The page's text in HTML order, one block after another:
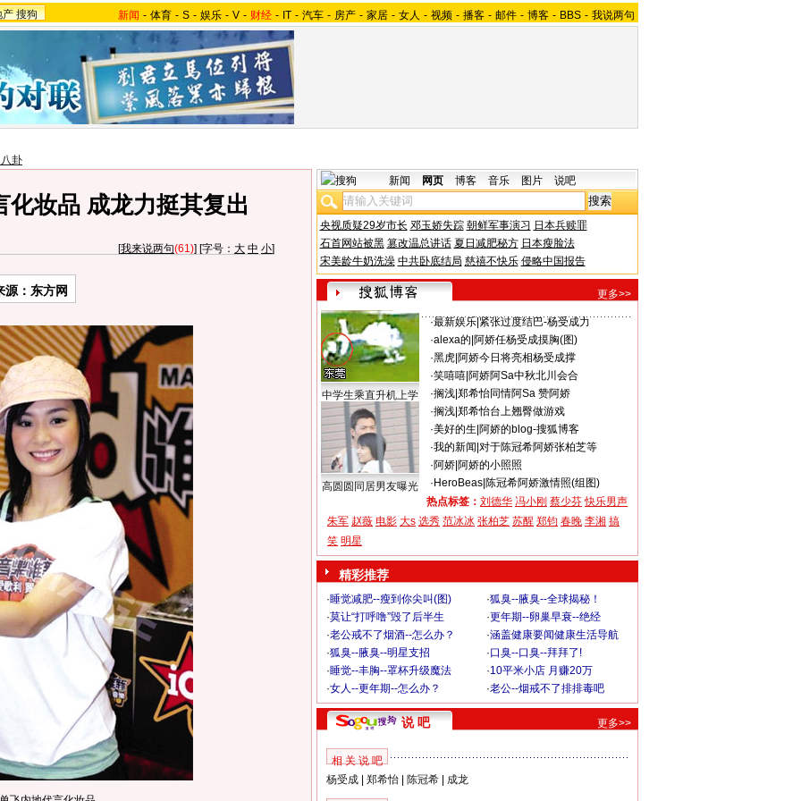
产 搜狗 新闻 - 体育 - S - 娱乐 - V - 财经 - IT - 汽车 - 房产 - 家居 - 女人 - 视频 - 播客 - 邮件 - 博客 - BBS - 我说两句
卦
化妆品 成龙力挺其复出
[我来说两句(61)] [字号： 大 中 小]
源：东方网
新闻 网页 博客 音乐 图片 说吧
央视质疑29岁市长 邓玉娇失踪 朝鲜军事演习 日本兵赎罪
石首网站被黑 篡改温总讲话 夏日减肥秘方 日本瘦脸法
宋美龄牛奶洗澡 中共卧底结局 慈禧不快乐 侵略中国报告
更多>>
中学生乘直升机上学
高圆圆同居男友曝光
·最新娱乐| 紧张过度结巴-杨受成力
·alexa的 阿娇任杨受成摸胸(图)
·黑虎| 阿娇今日将亮相杨受成撑
·笑嘻嘻| 阿娇阿Sa中秋北川会合
·搁浅| 郑希怡同情阿Sa 赞阿娇
·搁浅| 郑希怡台上翘臀做游戏
·美好的生 阿娇的blog-搜狐博客
·我的新闻 对于陈冠希阿娇张柏芝等
·阿娇| 阿娇的小照照
· HeroBeas| 陈冠希阿娇激情照(组图)
热点标签： 刘德华 冯小刚 蔡少芬 快乐男声
朱军 赵薇 电影 大s 选秀 范冰冰 张柏芝 苏醒 郑钧 春晚 李湘 搞
笑 明星
精彩推荐
·睡觉减肥--瘦到你尖叫(图) ·狐臭--腋臭--全球揭秘！
·莫让“打呼噜”毁了后半生 ·更年期--卵巢早衰--绝经
·老公戒不了烟酒--怎么办？ ·涵盖健康要闻健康生活导航
·狐臭--腋臭--明星支招 ·口臭--口臭--拜拜了!
·睡觉--丰胸--罩杯升级魔法 ·10平米小店 月赚20万
·女人--更年期--怎么办？ ·老公--烟戒不了排排毒吧
说 吧 更多>>
相 关 说 吧
杨受成| 郑希怡| 陈冠希| 成龙